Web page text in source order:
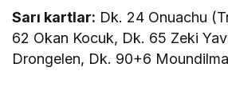
Sarı kartlar: Dk. 24 Onuachu
62 Okan Kocuk, Dk. 65 Zeki
Drongelen, Dk. 90+6